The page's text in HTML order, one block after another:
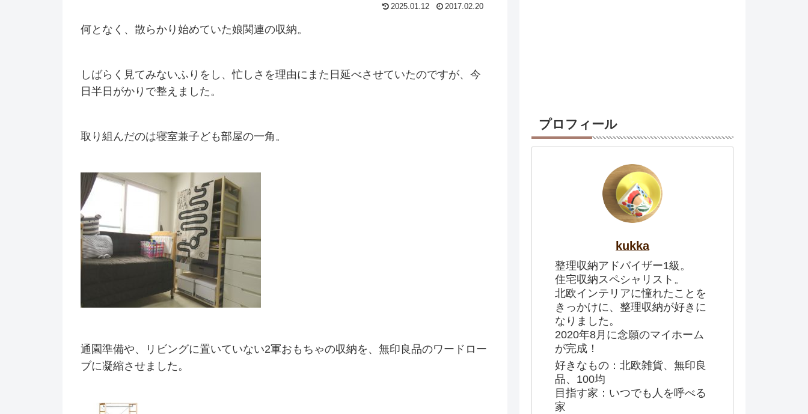
2025.01.12 2017.02.20
何となく、散らかり始めていた娘関連の収納。
しばらく見てみないふりをし、忙しさを理由にまた日延べさせていたのですが、今
日半日がかりで整えました。
取り組んだのは寝室兼子ども部屋の一角。
通園準備や、リビングに置いていない2軍おもちゃの収納を、無印良品のワードロー
ブに凝縮させました。
プロフィール
kukka
整理収納アドバイザー1級。
住宅収納スペシャリスト。
北欧インテリアに憧れたことを
きっかけに、整理収納が好きに
なりました。
2020年8月に念願のマイホーム
が完成！
好きなもの：北欧雑貨、無印良
品、100均
目指す家：いつでも人を呼べる
家